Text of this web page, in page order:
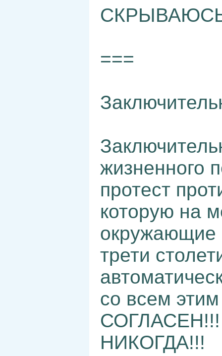
===
жизненного
протест
которую на
окружающие
трети
со всем
НИКОГДА!!!